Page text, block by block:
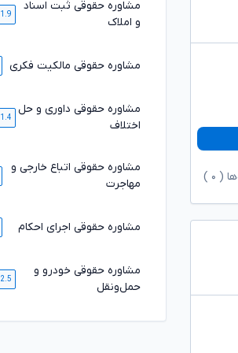
( ۰
مشاوره حقوقی ثبت اسناد
و املاک
1.9 هزار
مشاوره حقوقی مالکیت فکری
مشاوره حقوقی داوری و حل
اختلاف
1.4 هزار
مشاوره حقوقی اتباع خارجی و
مهاجرت
مشاوره حقوقی اجرای احکام
مشاوره حقوقی خودرو و
حمل‌ونقل
2.5 هزار